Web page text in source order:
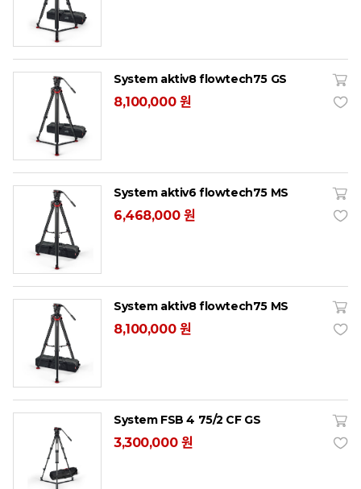
System aktiv8 flowtech75 GS
8,100,000 원
System aktiv6 flowtech75 MS
6,468,000 원
System aktiv8 flowtech75 MS
8,100,000 원
System FSB 4 75/2 CF GS
3,300,000 원